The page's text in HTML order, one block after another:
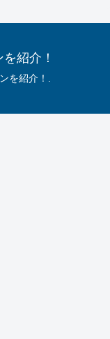
紹介！
を紹介！.